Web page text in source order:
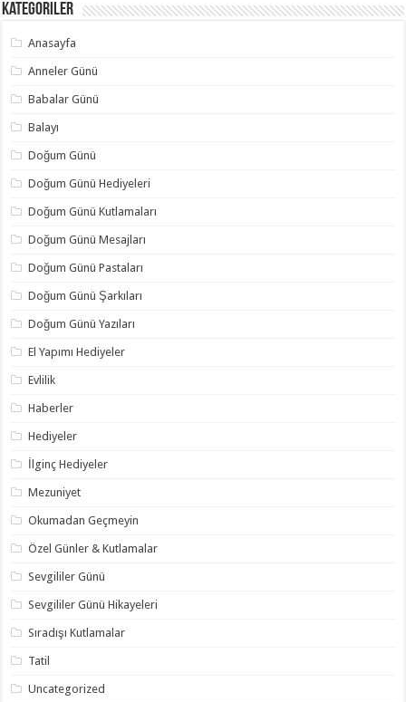
Kategoriler
Anasayfa
Anneler Günü
Babalar Günü
Balayı
Doğum Günü
Doğum Günü Hediyeleri
Doğum Günü Kutlamaları
Doğum Günü Mesajları
Doğum Günü Pastaları
Doğum Günü Şarkıları
Doğum Günü Yazıları
El Yapımı Hediyeler
Evlilik
Haberler
Hediyeler
İlginç Hediyeler
Mezuniyet
Okumadan Geçmeyin
Özel Günler & Kutlamalar
Sevgililer Günü
Sevgililer Günü Hikayeleri
Sıradışı Kutlamalar
Tatil
Uncategorized